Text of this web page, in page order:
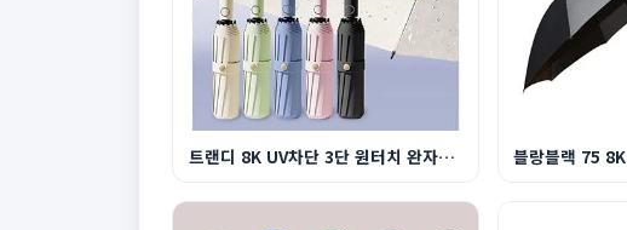
트랜디 8K UV차단 3단 원터치 완자동 양우산